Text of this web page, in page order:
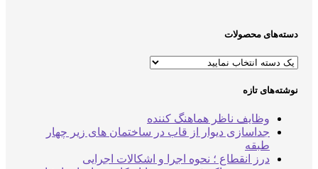
دسته‌های محصولات
نوشته‌های تازه
وظایف ناظر هماهنگ کننده
جداسازی دیوار از قاب در ساختمان های زیر چهار
طبقه
درز انقطاع ؛ نحوه اجرا و اشکالات اجرایی